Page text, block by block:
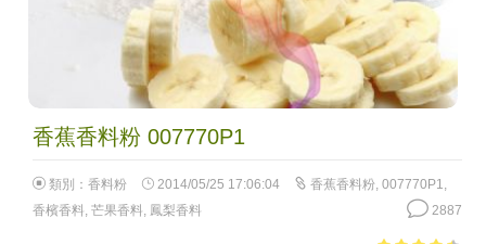
香蕉香料粉 007770P1
類別： 香料粉 2014/05/25 17:06:04 香蕉香料粉, 007770P1,
香檳香料, 芒果香料, 鳳梨香料 2887